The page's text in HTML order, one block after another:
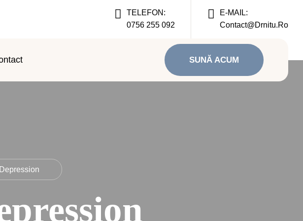
TELEFON:
0756 255 092
E-MAIL:
Contact@drnitu.ro
SUNĂ ACUM
Depression